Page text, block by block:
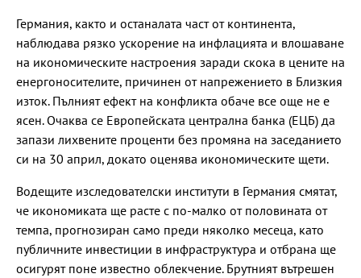
Германия, както и останалата част от континента,
наблюдава рязко ускорение на инфлацията и влошаване
на икономическите настроения заради скока в цените на
енергоносителите, причинен от напрежението в Близкия
изток. Пълният ефект на конфликта обаче все още не е
ясен. Очаква се Европейската централна банка (ЕЦБ) да
запази лихвените проценти без промяна на заседанието
си на 30 април, докато оценява икономическите щети.
Водещите изследователски институти в Германия смятат,
че икономиката ще расте с по-малко от половината от
темпа, прогнозиран само преди няколко месеца, като
публичните инвестиции в инфраструктура и отбрана ще
осигурят поне известно облекчение. Брутният вътрешен